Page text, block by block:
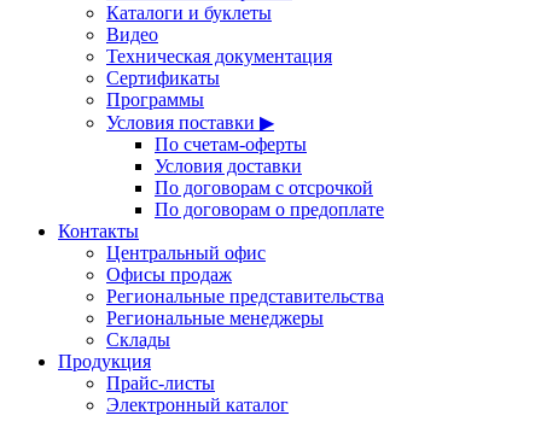
Каталоги и буклеты
Видео
Техническая документация
Сертификаты
Программы
Условия поставки ▶
По счетам-оферты
Условия доставки
По договорам с отсрочкой
По договорам о предоплате
Контакты
Центральный офис
Офисы продаж
Региональные представительства
Региональные менеджеры
Склады
Продукция
Прайс-листы
Электронный каталог